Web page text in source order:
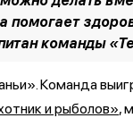
помогает
команды
». Команда
и рыболов»,